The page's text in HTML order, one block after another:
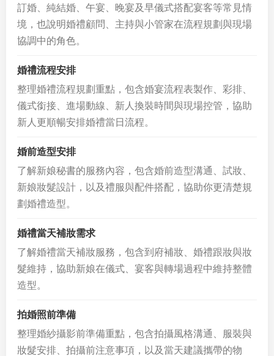
訂婚、純結婚、午宴、晚宴及早儀式搭配宴客等常見情
境，也說明婚禮顧問、主持與小管家在流程規劃與現場
協調中的角色。
婚禮流程安排
整理婚禮流程規劃重點，包含婚宴流程表製作、彩排、
儀式銜接、進場動線、新人換裝時間與現場控管，協助
新人更順暢安排婚禮當日流程。
婚前造型安排
了解新娘秘書的服務內容，包含婚前造型溝通、試妝、
新娘妝髮設計，以及禮服與配件搭配，協助你更清楚規
劃婚禮造型。
婚禮當天補妝需求
了解婚禮當天補妝服務，包含到府補妝、婚禮跟妝與妝
髮維持，協助新娘在儀式、宴客與轉場過程中維持整體
造型。
拍婚照前準備
整理婚紗攝影前準備重點，包含拍攝風格溝通、服裝與
妝髮安排、拍攝前注意事項，以及當天建議攜帶的物